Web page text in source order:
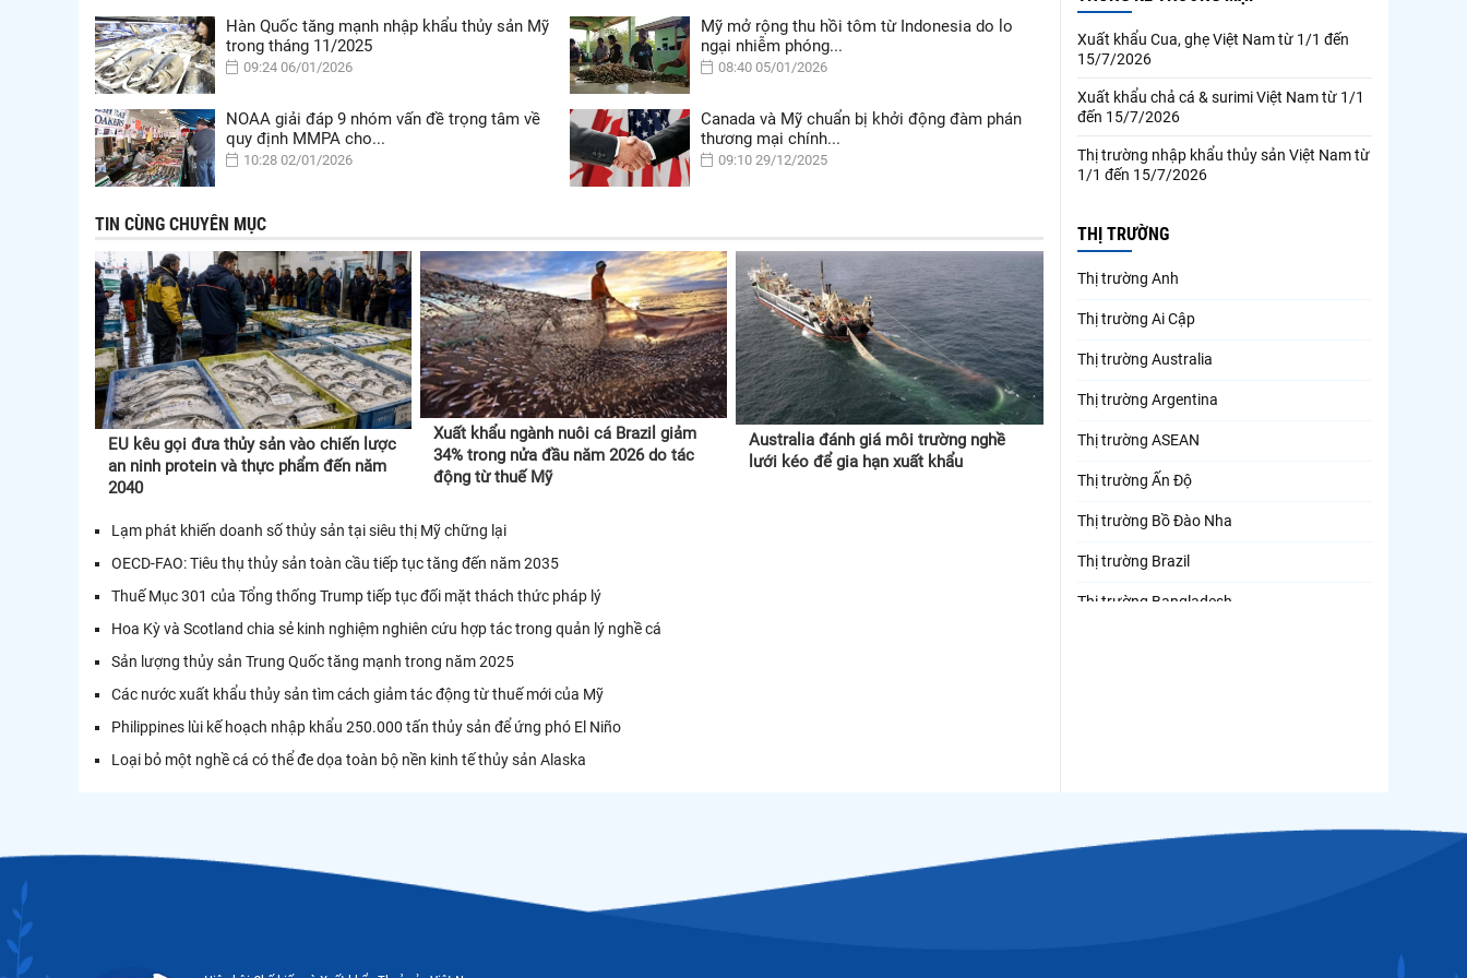
Hàn Quốc tăng mạnh nhập khẩu thủy sản Mỹ
trong tháng 11/2025
09:24 06/01/2026
Mỹ mở rộng thu hồi tôm từ Indonesia do lo
ngại nhiễm phóng...
08:40 05/01/2026
NOAA giải đáp 9 nhóm vấn đề trọng tâm về
quy định MMPA cho...
10:28 02/01/2026
Canada và Mỹ chuẩn bị khởi động đàm phán
thương mại chính...
09:10 29/12/2025
TIN CÙNG CHUYÊN MỤC
EU kêu gọi đưa thủy sản vào chiến lược
an ninh protein và thực phẩm đến năm
2040
Xuất khẩu ngành nuôi cá Brazil giảm
34% trong nửa đầu năm 2026 do tác
động từ thuế Mỹ
Australia đánh giá môi trường nghề
lưới kéo để gia hạn xuất khẩu
Lạm phát khiến doanh số thủy sản tại siêu thị Mỹ chững lại
OECD-FAO: Tiêu thụ thủy sản toàn cầu tiếp tục tăng đến năm 2035
Thuế Mục 301 của Tổng thống Trump tiếp tục đối mặt thách thức pháp lý
Hoa Kỳ và Scotland chia sẻ kinh nghiệm nghiên cứu hợp tác trong quản lý nghề cá
Sản lượng thủy sản Trung Quốc tăng mạnh trong năm 2025
Các nước xuất khẩu thủy sản tìm cách giảm tác động từ thuế mới của Mỹ
Philippines lùi kế hoạch nhập khẩu 250.000 tấn thủy sản để ứng phó El Niño
Loại bỏ một nghề cá có thể đe dọa toàn bộ nền kinh tế thủy sản Alaska
Xuất khẩu Cua, ghẹ Việt Nam từ 1/1 đến
15/7/2026
Xuất khẩu chả cá & surimi Việt Nam từ 1/1
đến 15/7/2026
Thị trường nhập khẩu thủy sản Việt Nam từ
1/1 đến 15/7/2026
THỊ TRƯỜNG
Thị trường Anh
Thị trường Ai Cập
Thị trường Australia
Thị trường Argentina
Thị trường ASEAN
Thị trường Ấn Độ
Thị trường Bồ Đào Nha
Thị trường Brazil
Thị trường Bangladesh
Thị trường Mexico